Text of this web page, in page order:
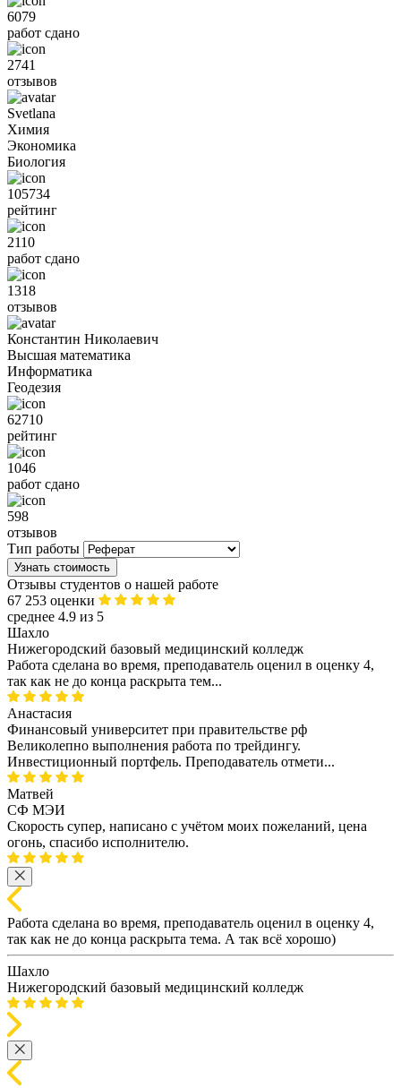
6079
работ сдано
2741
отзывов
Svetlana
Химия
Экономика
Биология
105734
рейтинг
2110
работ сдано
1318
отзывов
Константин Николаевич
Высшая математика
Информатика
Геодезия
62710
рейтинг
1046
работ сдано
598
отзывов
Тип работы
Узнать стоимость
Отзывы студентов о нашей работе
67 253 оценки
среднее 4.9 из 5
Шахло
Нижегородский базовый медицинский колледж
Работа сделана во время, преподаватель оценил в оценку 4,
так как не до конца раскрыта тем...
Анастасия
Финансовый университет при правительстве рф
Великолепно выполнения работа по трейдингу.
Инвестиционный портфель. Преподаватель отмети...
Матвей
СФ МЭИ
Скорость супер, написано с учётом моих пожеланий, цена
огонь, спасибо исполнителю.
Работа сделана во время, преподаватель оценил в оценку 4,
так как не до конца раскрыта тема. А так всё хорошо)
Шахло
Нижегородский базовый медицинский колледж